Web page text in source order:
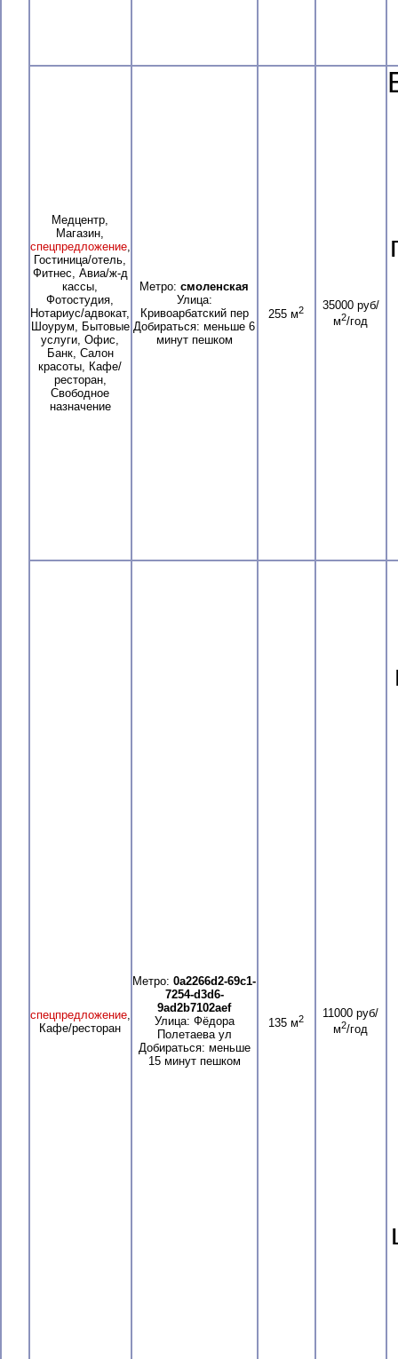
Медцентр,
Магазин,
спецпредложение,
Гостиница/отель,
Фитнес, Авиа/ж-д
кассы,
Фотостудия,
Нотариус/адвокат,
Шоурум, Бытовые
услуги, Офис,
Банк, Салон
красоты, Кафе/
ресторан,
Свободное
назначение
Метро: смоленская
Улица:
Кривоарбатский пер
Добираться: меньше 6
минут пешком
255 м2
35000 руб/
м2/год
спецпредложение,
Кафе/ресторан
Метро: 0a2266d2-69c1-
7254-d3d6-
9ad2b7102aef
Улица: Фёдора
Полетаева ул
Добираться: меньше
15 минут пешком
135 м2
11000 руб/
м2/год